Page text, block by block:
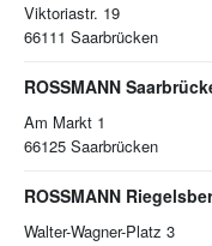
Viktoriastr. 19
66111 Saarbrücken
ROSSMANN
Am Markt 1
66125 Saarbrücken
ROSSMANN
Walter-Wagner-Platz 3